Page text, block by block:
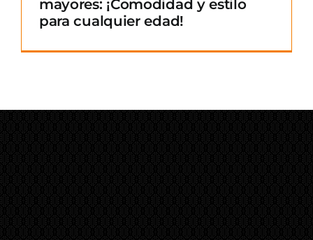
mayores: ¡Comodidad y estilo
para cualquier edad!